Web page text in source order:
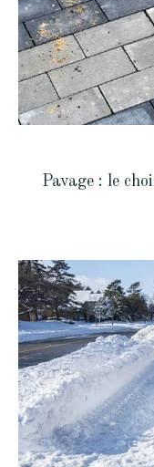
Pavage : le